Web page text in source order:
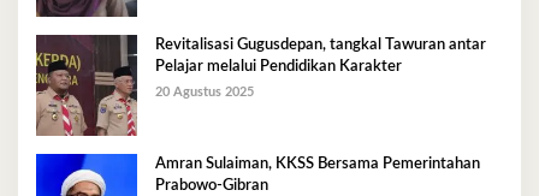
Revitalisasi Gugusdepan, tangkal Tawuran antar
Pelajar melalui Pendidikan Karakter
20 Agustus 2025
Amran Sulaiman, KKSS Bersama Pemerintahan
Prabowo-Gibran